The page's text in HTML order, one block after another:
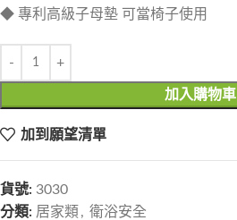
◆ 專利高級子母墊 可當椅子使用
加入購物車
加到願望清單
貨號: 3030
分類: 居家類 , 衛浴安全